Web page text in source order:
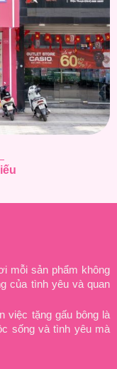
mỗi sản phẩm không
của tình yêu và quan
việc tặng gấu bông là
sống và tình yêu mà